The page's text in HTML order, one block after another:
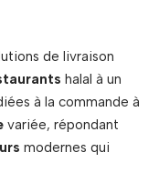
de livraison
halal à un
à la commande à
variée, répondant
modernes qui